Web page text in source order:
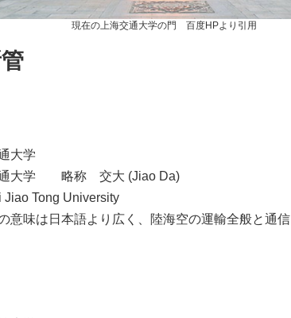
現在の上海交通大学の門 百度HPより引用
大学
通大学 略称 交大 (Jiao Da)
Tong University
味は日本語より広く、陸海空の運輸全般と通信